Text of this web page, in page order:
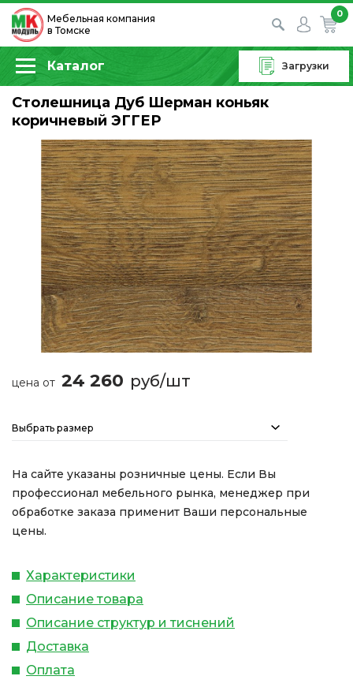
Мебельная компания
в Томске
0
Каталог Загрузки
Столешница Дуб Шерман коньяк
коричневый ЭГГЕР
цена от 24 260 руб/шт
Выбрать размер
На сайте указаны розничные цены. Если Вы
профессионал мебельного рынка, менеджер при
обработке заказа применит Ваши персональные
цены.
Характеристики
Описание товара
Описание структур и тиснений
Доставка
Оплата